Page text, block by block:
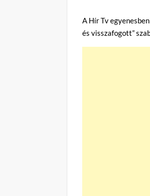
A Hír Tv
és visszafogott”